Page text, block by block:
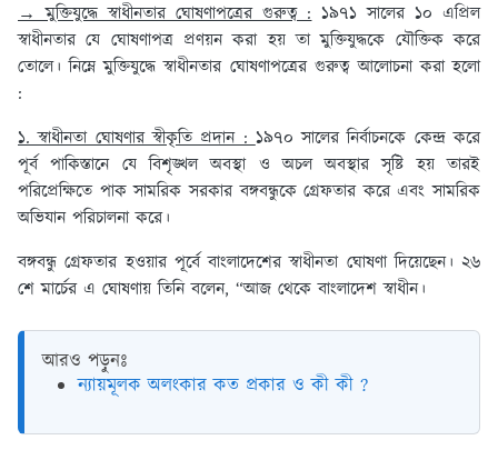
→ মুক্তিযুদ্ধে স্বাধীনতার ঘোষণাপত্রের গুরুত্ব :১৯৭১ সালের ১০ এপ্রিল
স্বাধীনতার যে ঘোষণাপত্র প্রণয়ন করা হয় তা মুক্তিযুদ্ধকে যৌক্তিক করে
তোলে। নিম্নে মুক্তিযুদ্ধে স্বাধীনতার ঘোষণাপত্রের গুরুত্ব আলোচনা করা হলো
:
১. স্বাধীনতা ঘোষণার স্বীকৃতি প্রদান :১৯৭০ সালের নির্বাচনকে কেন্দ্র করে
পূর্ব পাকিস্তানে যে বিশৃঙ্খল অবস্থা ও অচল অবস্থার সৃষ্টি হয় তারই
পরিপ্রেক্ষিতে পাক সামরিক সরকার বঙ্গবন্ধুকে গ্রেফতার করে এবং সামরিক
অভিযান পরিচালনা করে।
বঙ্গবন্ধু গ্রেফতার হওয়ার পূর্বে বাংলাদেশের স্বাধীনতা ঘোষণা দিয়েছেন। ২৬
শে মার্চের এ ঘোষণায় তিনি বলেন, “আজ থেকে বাংলাদেশ স্বাধীন।
আরও পড়ুনঃ
ন্যায়মূলক অলংকার কত প্রকার ও কী কী ?